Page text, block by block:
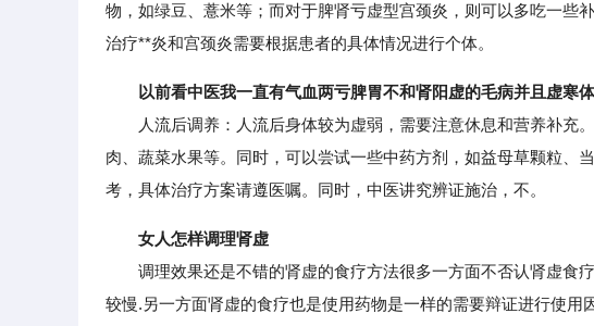
物，如绿豆、薏米等；而对于脾肾亏虚型宫颈炎，则可以多吃一些
治疗**炎和宫颈炎需要根据患者的具体情况进行个体。
以前看中医我一直有气血两亏脾胃不和肾阳虚的毛病并且虚寒
人流后调养：人流后身体较为虚弱，需要注意休息和营养补充
肉、蔬菜水果等。同时，可以尝试一些中药方剂，如益母草颗粒、
考，具体治疗方案请遵医嘱。同时，中医讲究辨证施治，不。
女人怎样调理肾虚
调理效果还是不错的肾虚的食疗方法很多一方面不否认肾虚食
较慢.另一方面肾虚的食疗也是使用药物是一样的需要辩证进行使